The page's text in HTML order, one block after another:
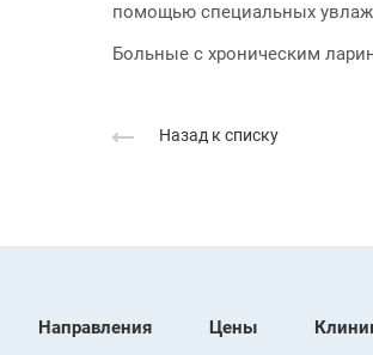
помощью специальных
Больные с хроническим
Назад к списку
Направления Цены